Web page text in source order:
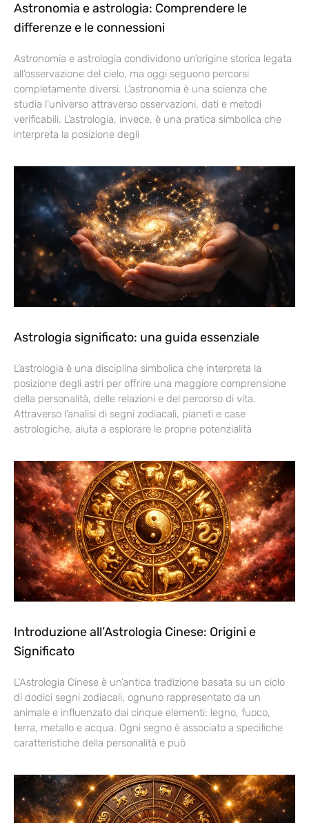
Astronomia e astrologia: Comprendere le
differenze e le connessioni
Astronomia e astrologia condividono un’origine storica legata
all’osservazione del cielo, ma oggi seguono percorsi
completamente diversi. L’astronomia è una scienza che
studia l’universo attraverso osservazioni, dati e metodi
verificabili. L’astrologia, invece, è una pratica simbolica che
interpreta la posizione degli
Astrologia significato: una guida essenziale
L’astrologia è una disciplina simbolica che interpreta la
posizione degli astri per offrire una maggiore comprensione
della personalità, delle relazioni e del percorso di vita.
Attraverso l’analisi di segni zodiacali, pianeti e case
astrologiche, aiuta a esplorare le proprie potenzialità
Introduzione all’Astrologia Cinese: Origini e
Significato
L’Astrologia Cinese è un’antica tradizione basata su un ciclo
di dodici segni zodiacali, ognuno rappresentato da un
animale e influenzato dai cinque elementi: legno, fuoco,
terra, metallo e acqua. Ogni segno è associato a specifiche
caratteristiche della personalità e può